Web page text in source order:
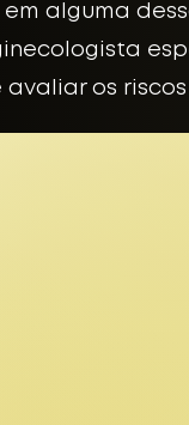
alguma
os